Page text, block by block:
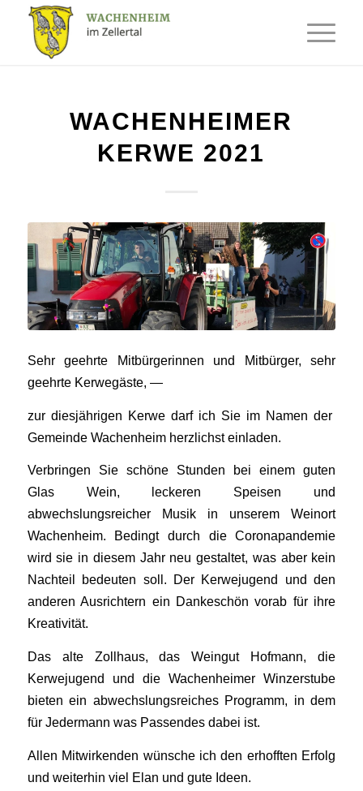
WACHENHEIMER
KERWE 2021
Sehr geehrte Mitbürgerinnen und Mitbürger, sehr
geehrte Kerwegäste, —
zur diesjährigen Kerwe darf ich Sie im Namen der
Gemeinde Wachenheim herzlichst einladen.
Verbringen Sie schöne Stunden bei einem guten
Glas Wein, leckeren Speisen und
abwechslungsreicher Musik in unserem Weinort
Wachenheim. Bedingt durch die Coronapandemie
wird sie in diesem Jahr neu gestaltet, was aber kein
Nachteil bedeuten soll. Der Kerwejugend und den
anderen Ausrichtern ein Dankeschön vorab für ihre
Kreativität.
Das alte Zollhaus, das Weingut Hofmann, die
Kerwejugend und die Wachenheimer Winzerstube
bieten ein abwechslungsreiches Programm, in dem
für Jedermann was Passendes dabei ist.
Allen Mitwirkenden wünsche ich den erhofften Erfolg
und weiterhin viel Elan und gute Ideen.